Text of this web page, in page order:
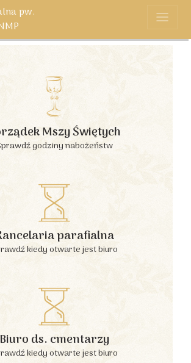
pw.
Mszy Świętych
godziny nabożeństw
parafialna
kiedy otwarte jest biuro
Biuro ds. cmentarzy
kiedy otwarte jest biuro